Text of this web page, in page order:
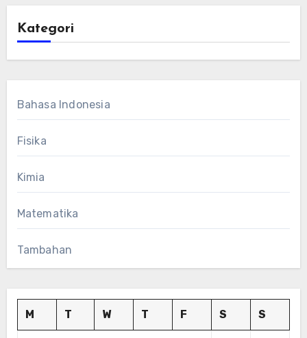
Kategori
Bahasa Indonesia
Fisika
Kimia
Matematika
Tambahan
M T W T F S S